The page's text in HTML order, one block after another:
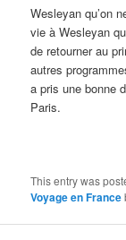
Wesleyan qu’on
vie à Wesleyan
de retourner au
autres
a pris une bonne
Paris.
This entry was
Voyage en France